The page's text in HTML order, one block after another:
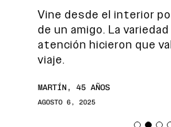
Vine desde el interior
de un amigo. La
atención hicieron que
viaje.
MARTÍN, 45 AÑOS
AGOSTO 6, 2025